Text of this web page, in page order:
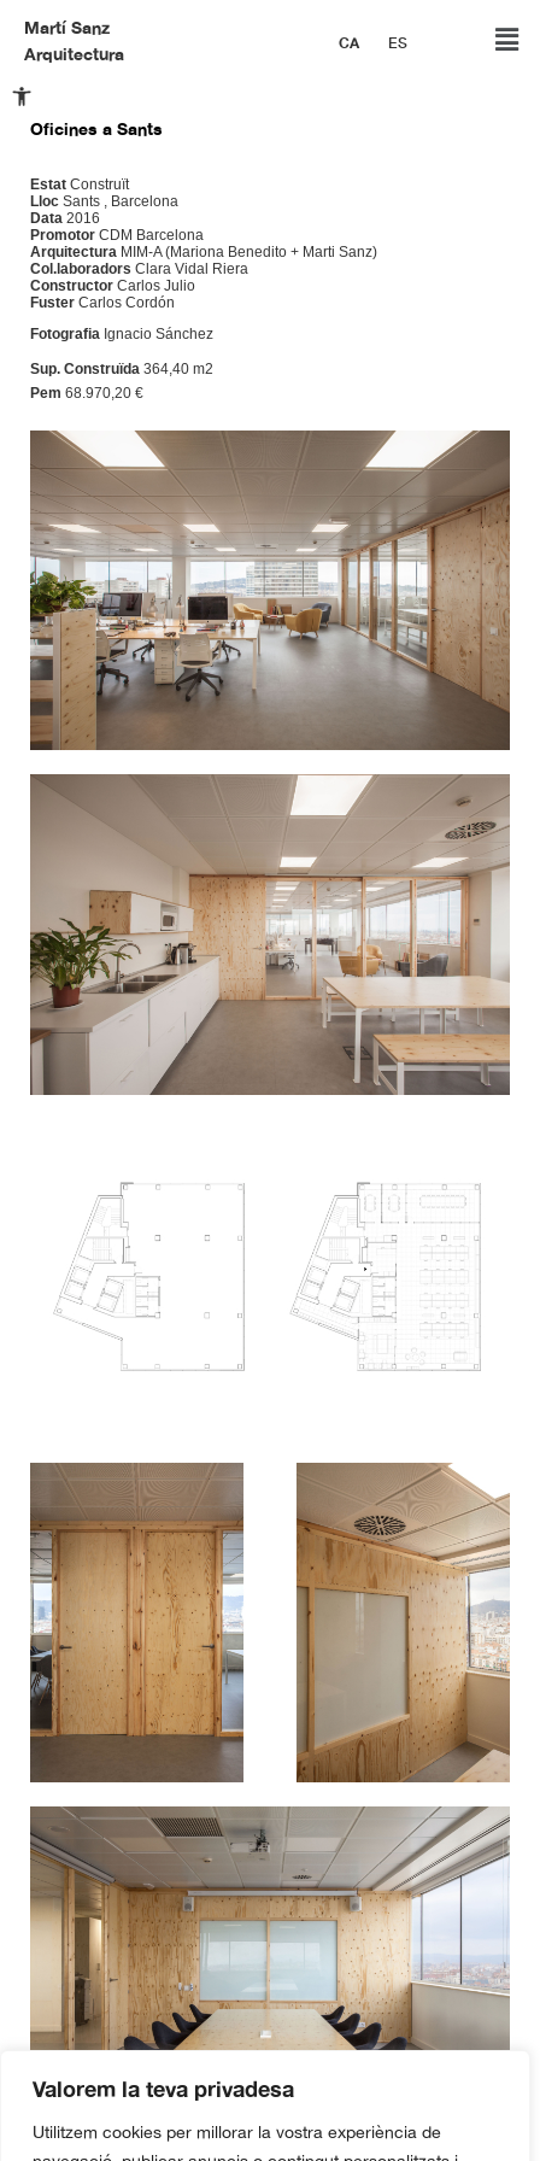
Obre la barra d'eines
Valorem la teva privadesa
Utilitzem cookies per millorar la vostra experiència de
Martí Sanz
Arquitectura
CA ES
Oficines a Sants
Estat Construït
Lloc Sants , Barcelona
Data 2016
Promotor CDM Barcelona
Arquitectura MIM-A (Mariona Benedito + Marti Sanz)
Col.laboradors Clara Vidal Riera
Constructor Carlos Julio
Fuster Carlos Cordón
Fotografia Ignacio Sánchez
Sup. Construïda 364,40 m2
Pem 68.970,20 €
Martí Sanz Arquitectura · Política de privacitat Política de cookies ·Declaració